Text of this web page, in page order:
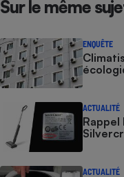
Sur le même
ENQUÊTE
ACTUALITÉ
Rappel
ACTUALITÉ